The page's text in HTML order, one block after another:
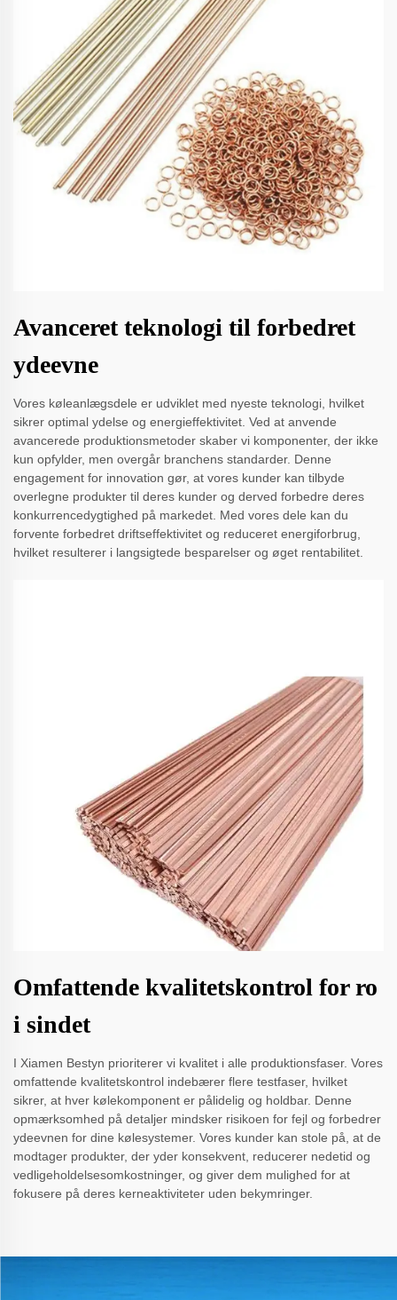
Avanceret teknologi til forbedret
ydeevne
Vores køleanlægsdele er udviklet med nyeste teknologi, hvilket
sikrer optimal ydelse og energieffektivitet. Ved at anvende
avancerede produktionsmetoder skaber vi komponenter, der ikke
kun opfylder, men overgår branchens standarder. Denne
engagement for innovation gør, at vores kunder kan tilbyde
overlegne produkter til deres kunder og derved forbedre deres
konkurrencedygtighed på markedet. Med vores dele kan du
forvente forbedret driftseffektivitet og reduceret energiforbrug,
hvilket resulterer i langsigtede besparelser og øget rentabilitet.
Omfattende kvalitetskontrol for ro
i sindet
I Xiamen Bestyn prioriterer vi kvalitet i alle produktionsfaser. Vores
omfattende kvalitetskontrol indebærer flere testfaser, hvilket
sikrer, at hver kølekomponent er pålidelig og holdbar. Denne
opmærksomhed på detaljer mindsker risikoen for fejl og forbedrer
ydeevnen for dine kølesystemer. Vores kunder kan stole på, at de
modtager produkter, der yder konsekvent, reducerer nedetid og
vedligeholdelsesomkostninger, og giver dem mulighed for at
fokusere på deres kerneaktiviteter uden bekymringer.